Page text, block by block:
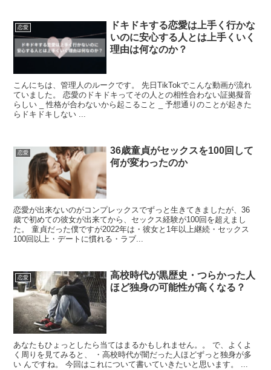
恋愛
ドキドキする恋愛は上手く行かな
いのに安心する人とは上手くいく
理由は何なのか？
こんにちは、管理人のルークです。 先日TikTokでこんな動画が流れ
ていました。 恋愛のドキドキってその人との相性合わない証拠擬音
らしい _ 性格が合わないから起こること _ 予想通りのことが起きた
らドキドキしない ...
恋愛
36歳童貞がセックスを100回して
何が変わったのか
恋愛が出来ないのがコンプレックスでずっと生きてきましたが、36
歳で初めての彼女が出来てから、セックス経験が100回を超えまし
た。 童貞だった僕ですが2022年は・彼女と1年以上継続・セックス
100回以上・デートに慣れる・ラブ...
恋愛
高校時代が黒歴史・つらかった人
ほど独身の可能性が高くなる？
あなたもひょっとしたら当てはまるかもしれません。。 で、よくよ
く周りを見てみると、 ・高校時代が闇だった人ほどずっと独身が多
い んですね。 今回はこれについて書いていきたいと思います。 ...